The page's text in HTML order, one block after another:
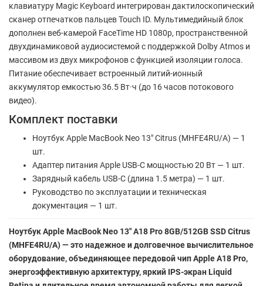
клавиатуру Magic Keyboard интегрирован дактилоскопический
сканер отпечатков пальцев Touch ID. Мультимедийный блок
дополнен веб-камерой FaceTime HD 1080p, пространственной
двухдинамиковой аудиосистемой с поддержкой Dolby Atmos и
массивом из двух микрофонов с функцией изоляции голоса.
Питание обеспечивает встроенный литий-ионный
аккумулятор емкостью 36.5 Вт·ч (до 16 часов потокового
видео).
Комплект поставки
Ноутбук Apple MacBook Neo 13" Citrus (MHFE4RU/A) — 1
шт.
Адаптер питания Apple USB-C мощностью 20 Вт — 1 шт.
Зарядный кабель USB-C (длина 1.5 метра) — 1 шт.
Руководство по эксплуатации и техническая
документация — 1 шт.
Ноутбук Apple MacBook Neo 13" A18 Pro 8GB/512GB SSD Citrus
(MHFE4RU/A) — это надежное и долговечное вычислительное
оборудование, объединяющее передовой чип Apple A18 Pro,
энергоэффективную архитектуру, яркий IPS-экран Liquid